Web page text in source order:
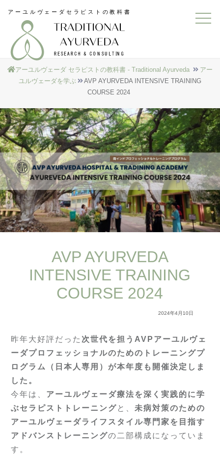
アーユルヴェーダ セラピストの教科書 - Traditional Ayurveda
アー
ユルヴェーダを学ぶ
AVP AYURVEDA INTENSIVE TRAINING
COURSE 2024
AVP AYURVEDA
INTENSIVE TRAINING
COURSE 2024
2024年4月10日
昨年大好評だった 次世代を担うAVPアーユルヴェ
ーダプロフェッショナルのためのトレーニングプ
ログラム（日本人専用）が本年度も開催決定しま
した。
今年は、 アーユルヴェーダ療法を深く実践的に学
ぶセラピストトレーニング と、 未病対策のための
アーユルヴェーダライフスタイル専門家を目指す
アドバンストレーニングの二部構成になっていま
す。